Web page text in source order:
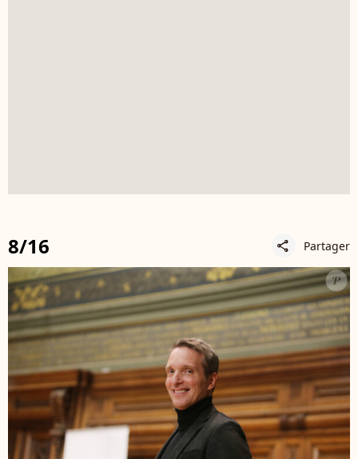
8/16 share Partager